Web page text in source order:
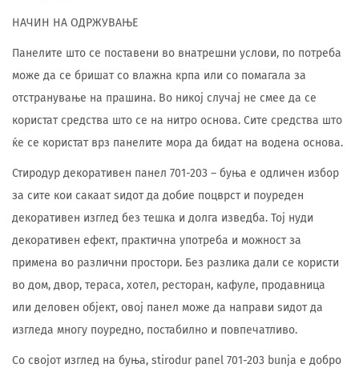
НАЧИН НА ОДРЖУВАЊЕ
Панелите што се поставени во внатрешни услови, по потреба
може да се бришат со влажна крпа или со помагала за
отстранување на прашина. Во никој случај не смее да се
користат средства што се на нитро основа. Сите средства што
ќе се користат врз панелите мора да бидат на водена основа.
Стиродур декоративен панел 701-203 – буња е одличен избор
за сите кои сакаат ѕидот да добие поцврст и поуреден
декоративен изглед без тешка и долга изведба. Тој нуди
декоративен ефект, практична употреба и можност за
примена во различни простори. Без разлика дали се користи
во дом, двор, тераса, хотел, ресторан, кафуле, продавница
или деловен објект, овој панел може да направи ѕидот да
изгледа многу поуредно, постабилно и повпечатливо.
Со својот изглед на буња, stirodur panel 701-203 bunja е добро